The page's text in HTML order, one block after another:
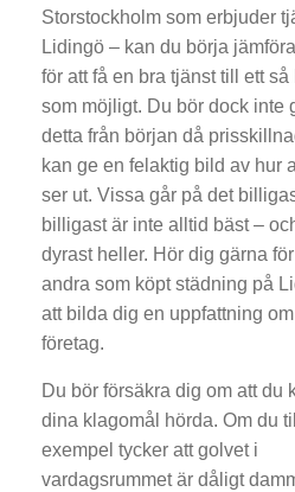
Storstockholm som erbjuder
Lidingö – kan du börja
för att få en bra tjänst till ett så
som möjligt. Du bör dock inte
detta från början då
kan ge en felaktig bild av hur
ser ut. Vissa går på det
billigast är inte alltid bäst –
dyrast heller. Hör dig gärna
andra som köpt städning på
att bilda dig en uppfattning
företag.
Du bör försäkra dig om att du
dina klagomål hörda. Om du till
exempel tycker att golvet i
vardagsrummet är dåligt